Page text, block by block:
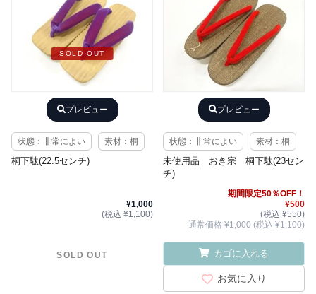
SOLD OUT
プレビュー
状態：非常によい 素材：桐
桐下駄(22.5センチ)
¥1,000
(税込 ¥1,100)
SOLD OUT
プレビュー
状態：非常によい 素材：桐
未使用品 おき宗 桐下駄(23セン
チ)
期間限定50％OFF！
¥500
(税込 ¥550)
通常価格 ¥1,000 (税込 ¥1,100)
カゴに入れる
お気に入り